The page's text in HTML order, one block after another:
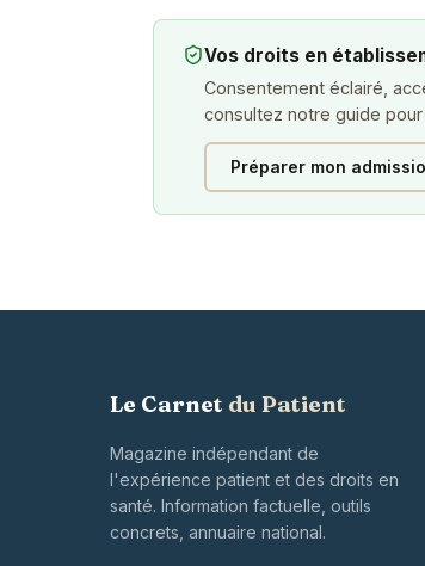
Vos droits en
Consentement éclairé,
consultez notre guide
Préparer mon
Le Carnet du Patient
Magazine indépendant de
l'expérience patient et des droits en
santé. Information factuelle, outils
concrets, annuaire national.